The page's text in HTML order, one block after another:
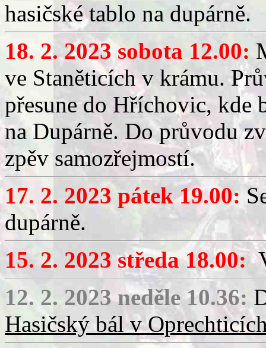
hasičské tablo na dupárně.
18. 2. 2023 sobota 12.00:
ve Staněticích v krámu.
přesune do Hříchovic, kde
na Dupárně. Do průvodu
zpěv samozřejmostí.
17. 2. 2023 pátek 19.00:
dupárně.
15. 2. 2023 středa 18.00:
12. 2. 2023 neděle 10.36:
Hasičský bál v